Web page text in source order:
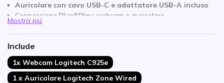
Auricolare con cavo USB-C e adattatore USB-A incluso
Connessione Plug&Play: webcam e auricolare
Ottimizzato per Microsoft Teams
Mostra piú
Include
1x Webcam Logitech C925e
1 x Auricolare Logitech Zone Wired